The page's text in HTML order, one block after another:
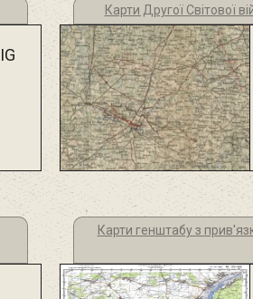
Карти Другої Світової
Карти генштабу з